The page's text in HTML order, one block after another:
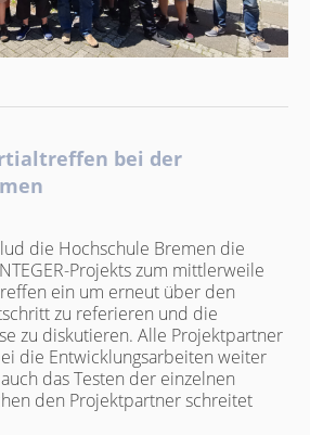
bei der
die Hochschule Bremen die
Projekts zum mittlerweile
ein um erneut über den
zu referieren und die
zu diskutieren. Alle Projektpartner
die Entwicklungsarbeiten weiter
das Testen der einzelnen
den Projektpartner schreitet